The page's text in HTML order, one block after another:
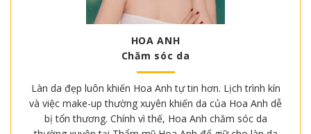
HOA ANH
Chăm sóc da
Làn da đẹp luôn khiến Hoa Anh tự tin hơn. Lịch trình kín
và việc make-up thường xuyên khiến da của Hoa Anh dễ
bị tổn thương. Chính vì thế, Hoa Anh chăm sóc da